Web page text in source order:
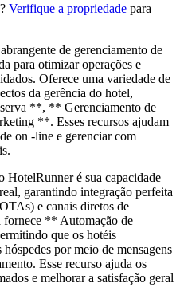
Verifique a propriedade para
de gerenciamento de
para otimizar operações e
Oferece uma variedade de
da gerência do hotel,
**, ** Gerenciamento de
**. Esses recursos ajudam
on -line e gerenciar com
HotelRunner é sua capacidade
garantindo integração perfeita
e canais diretos de
fornece ** Automação de
que os hotéis
por meio de mensagens
Esse recurso ajuda os
e melhorar a satisfação geral